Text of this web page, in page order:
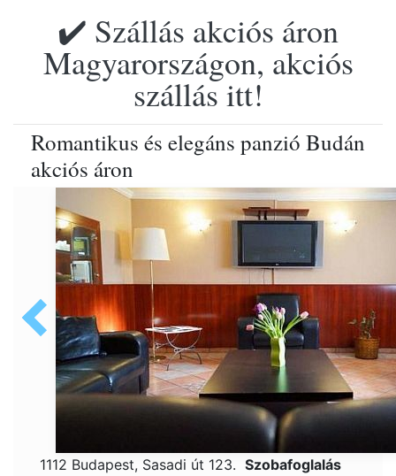
✔️ Szállás akciós áron
Magyarországon, akciós
szállás itt!
Romantikus és elegáns panzió Budán
akciós áron
1112 Budapest, Sasadi út 123. Szobafoglalás